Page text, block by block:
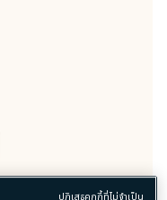
ปฏิเสธคุกกี้ที่ไม่จำเป็น